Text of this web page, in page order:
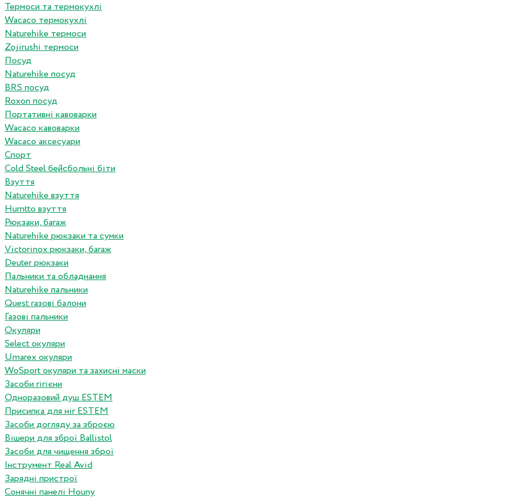
Термоси та термокухлі
Wacaco термокухлі
Naturehike термоси
Zojirushi термоси
Посуд
Naturehike посуд
BRS посуд
Roxon посуд
Портативні кавоварки
Wacaco кавоварки
Wacaco аксесуари
Спорт
Cold Steel бейсбольні біти
Взуття
Naturehike взуття
Humtto взуття
Рюкзаки, багаж
Naturehike рюкзаки та сумки
Victorinox рюкзаки, багаж
Deuter рюкзаки
Пальники та обладнання
Naturehike пальники
Quest газові балони
Газові пальники
Окуляри
Select окуляри
Umarex окуляри
WoSport окуляри та захисні маски
Засоби гігієни
Одноразовий душ ESTEM
Присипка для ніг ESTEM
Засоби догляду за зброєю
Вішери для зброї Ballistol
Засоби для чищення зброї
Інструмент Real Avid
Зарядні пристрої
Сонячні панелі Houny